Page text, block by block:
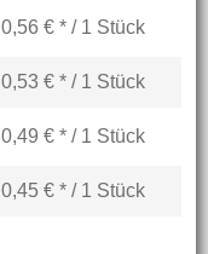
0,56 € * / 1 Stück
0,53 € * / 1 Stück
0,49 € * / 1 Stück
0,45 € * / 1 Stück